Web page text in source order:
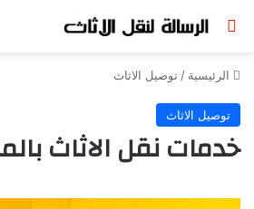
بحث عن
الرئيسية / توصيل الاثاث
توصيل الاثاث
خدمات نقل الاثاث